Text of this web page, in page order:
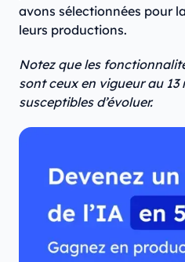
avons sélectionnées pour
leurs productions.
Notez que les
sont ceux en vigueur au 13
susceptibles d’évoluer.